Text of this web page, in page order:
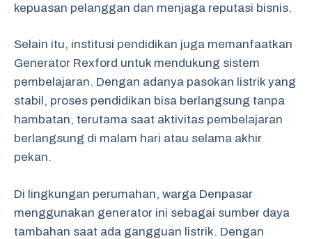
kepuasan pelanggan dan menjaga reputasi bisnis.
Selain itu, institusi pendidikan juga memanfaatkan
Generator Rexford untuk mendukung sistem
pembelajaran. Dengan adanya pasokan listrik yang
stabil, proses pendidikan bisa berlangsung tanpa
hambatan, terutama saat aktivitas pembelajaran
berlangsung di malam hari atau selama akhir
pekan.
Di lingkungan perumahan, warga Denpasar
menggunakan generator ini sebagai sumber daya
tambahan saat ada gangguan listrik. Dengan